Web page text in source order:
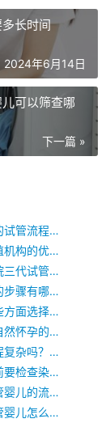
长时间
2024年6月14日
可以筛查哪
下一篇 »
太原试管婴儿的成本是多少？太原试管婴儿的试管流程是哪些？太原的试管婴儿项目费用各是多少？
什么是助孕辅助生殖机构？广州助孕辅助生殖机构的优势？
四川华西二院试管婴儿怎么样？四川华西二院三代试管流程是怎样？
做试管婴儿大约需要多长时间？做试管婴儿的步骤有哪些，所需要的时间有多长？
去美国做试管婴儿不会选医院？我们该从哪些方面选择美国试管婴儿医院？美国试管医院实验室水平高吗？
试管婴儿的流程步骤包括哪些，试管婴儿与自然怀孕的区别是什么
美国试管婴儿有哪些流程？美国试管婴儿流程复杂吗？美国试管婴儿详细过程
试管婴儿一般移植几个胚胎？在做体外受精前要检查染色体吗？试管婴儿手术大概需要多少钱？
做试管婴儿会导致卵巢早衰吗？深度解析试管婴儿的流程及卵巢健康
高龄做几代试管成功率更高？高龄女性做试管婴儿怎么提高成功率？高龄试管移植几枚胚胎成功率比较高呢？